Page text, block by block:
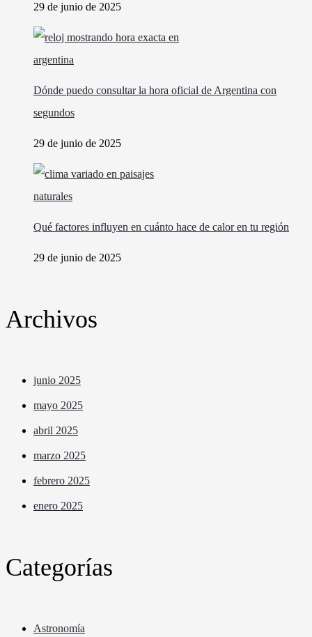
29 de junio de 2025
Dónde puedo consultar la hora oficial de Argentina con
segundos
29 de junio de 2025
Qué factores influyen en cuánto hace de calor en tu región
29 de junio de 2025
Archivos
junio 2025
mayo 2025
abril 2025
marzo 2025
febrero 2025
enero 2025
Categorías
Astronomía